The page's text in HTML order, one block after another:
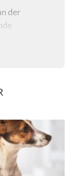
der
“Contrast
der
in Wien
an
in Wien